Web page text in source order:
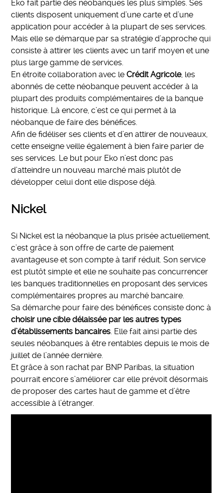
Eko fait partie des néobanques les plus simples. Ses
clients disposent uniquement d’une carte et d’une
application pour accéder à la plupart de ses services.
Mais elle se démarque par sa stratégie d’approche qui
consiste à attirer les clients avec un tarif moyen et une
plus large gamme de services.
En étroite collaboration avec leCrédit Agricole, les
abonnés de cette néobanque peuvent accéder à la
plupart des produits complémentaires de la banque
historique. Là encore, c’est ce qui permet à la
néobanque de faire des bénéfices.
Afin de fidéliser ses clients et d’en attirer de nouveaux,
cette enseigne veille également à bien faire parler de
ses services. Le but pour Eko n’est donc pas
d’atteindre un nouveau marché mais plutôt de
développer celui dont elle dispose déjà.
Nickel
Si Nickel est la néobanque la plus prisée actuellement,
c’est grâce à son offre de carte de paiement
avantageuse et son compte à tarif réduit. Son service
est plutôt simple et elle ne souhaite pas concurrencer
les banques traditionnelles en proposant des services
complémentaires propres au marché bancaire.
Sa démarche pour faire des bénéfices consiste donc à
choisir une cible délaissée par les autres types
d’établissements bancaires . Elle fait ainsi partie des
seules néobanques à être rentables depuis le mois de
juillet de l’année dernière.
Et grâce à son rachat par BNP Paribas, la situation
pourrait encore s’améliorer car elle prévoit désormais
de proposer des cartes haut de gamme et d’être
accessible à l’étranger.